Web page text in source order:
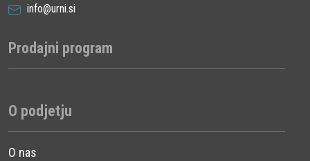
info@urni.si
Prodajni program
O podjetju
O nas